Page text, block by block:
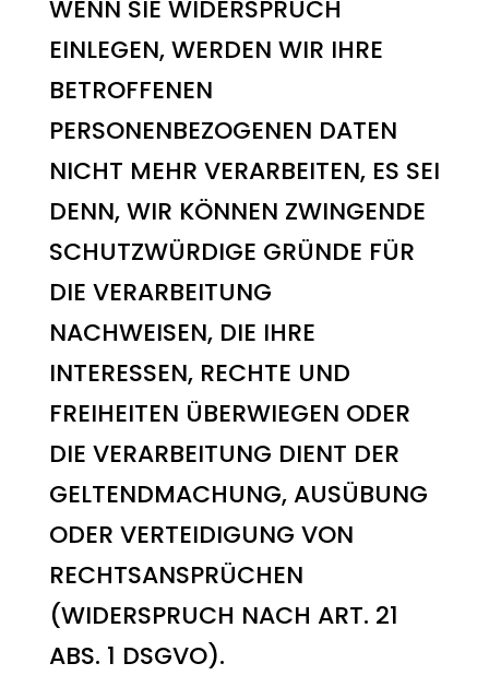
WENN SIE WIDERSPRUCH
EINLEGEN, WERDEN WIR IHRE
BETROFFENEN
PERSONENBEZOGENEN DATEN
NICHT MEHR VERARBEITEN, ES SEI
DENN, WIR KÖNNEN ZWINGENDE
SCHUTZWÜRDIGE GRÜNDE FÜR
DIE VERARBEITUNG
NACHWEISEN, DIE IHRE
INTERESSEN, RECHTE UND
FREIHEITEN ÜBERWIEGEN ODER
DIE VERARBEITUNG DIENT DER
GELTENDMACHUNG, AUSÜBUNG
ODER VERTEIDIGUNG VON
RECHTSANSPRÜCHEN
(WIDERSPRUCH NACH ART. 21
ABS. 1 DSGVO).